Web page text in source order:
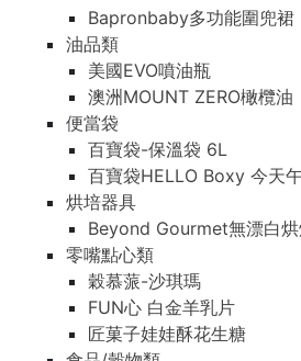
Bapronbaby多功能圍兜裙
油品類
美國EVO噴油瓶
澳洲MOUNT ZERO橄欖油
便當袋
百寶袋-保溫袋 6L
百寶袋HELLO Boxy 今天
烘培器具
Beyond Gourmet無漂白
零嘴點心類
穀慕蒎-沙琪瑪
FUN心 白金羊乳片
匠菓子娃娃酥花生糖